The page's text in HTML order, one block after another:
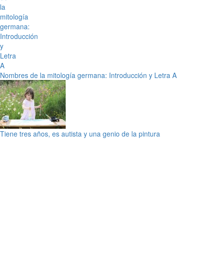
Nombres de la mitología germana: Introducción y Letra A
Tiene tres años, es autista y una genio de la pintura